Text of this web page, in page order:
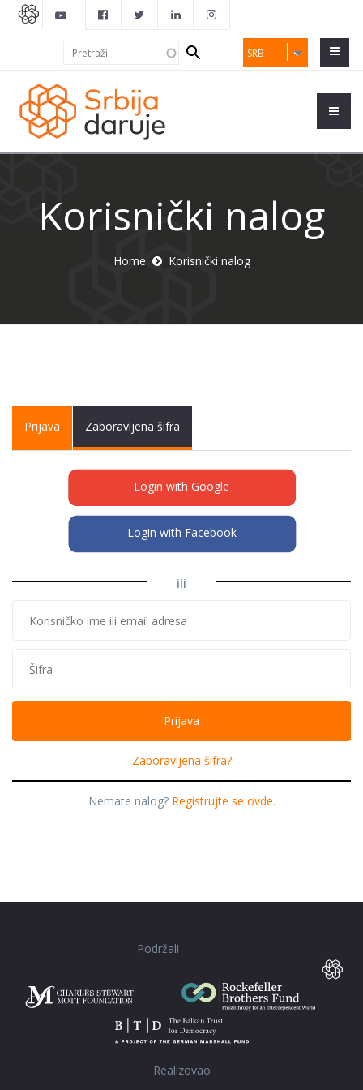
SRB
Search
form
Korisnički nalog
Home Korisnički nalog
Primary tabs
Prijava (activeZaboravljena šifra
Login with Google
Login with Facebook
ili
Zaboravljena šifra?
Nemate nalog? Registrujte se ovde.
Podržali
Realizovao